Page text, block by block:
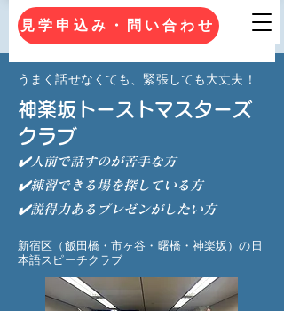
見学申込み・問い合わせ
うまく話せなくても、緊張しても大丈夫！
神楽坂トーストマスターズ
クラブ
✔️人前で話すのが苦手な方
✔️練習できる場を探している方
✔️説得力あるプレゼンがしたい方
新宿区（飯田橋・市ヶ谷・曙橋・神楽坂）の日
本語スピーチクラブ